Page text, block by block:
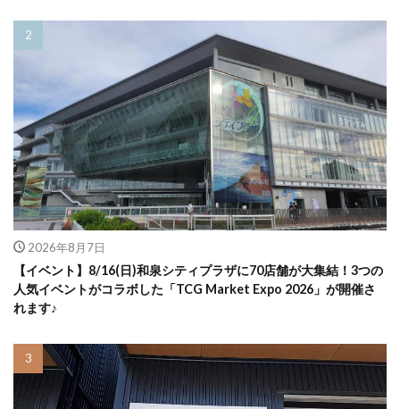
2026年8月7日
【イベント】8/16(日)和泉シティプラザに70店舗が大集結！3つの
人気イベントがコラボした「TCG Market Expo 2026」が開催さ
れます♪